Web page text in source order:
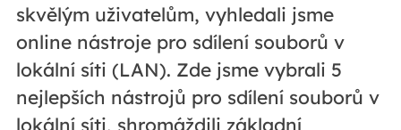
skvělým uživatelům, vyhledali jsme
online nástroje pro sdílení souborů v
lokální síti (LAN). Zde jsme vybrali 5
nejlepších nástrojů pro sdílení souborů v
lokální síti, shromáždili základní